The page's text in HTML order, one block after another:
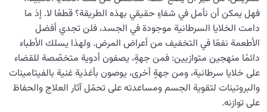
فهل يمكن أن نأمل في شفاءٍ حقيقي بهذه الطريقة؟ قطعًا لا. إذ ما
دامت الخلايا السرطانية موجودة في الجسد، فلن تجدي أفضل
الأطعمة نفعًا في التخفيف من أعراض المرض. ولهذا يسلك الأطباء
دائمًا منهجين متوازيين: فمن جهةٍ، يصفون أدوية متخصّصة للقضاء
على خلايا سرطانية، ومن جهةٍ أخرى، يوصون بأغذية غنية بالفيتامينات
والبروتينات لتقوية الجسم ومساعدته على تحمّل آثار العلاج والحفاظ
على توازنه.